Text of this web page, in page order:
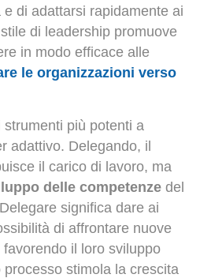
e di adattarsi rapidamente ai
di leadership promuove
in modo efficace alle
le organizzazioni verso
strumenti più potenti a
adattivo. Delegando, il
il carico di lavoro, ma
delle competenze del
significa dare ai
di affrontare nuove
il loro sviluppo
stimola la crescita